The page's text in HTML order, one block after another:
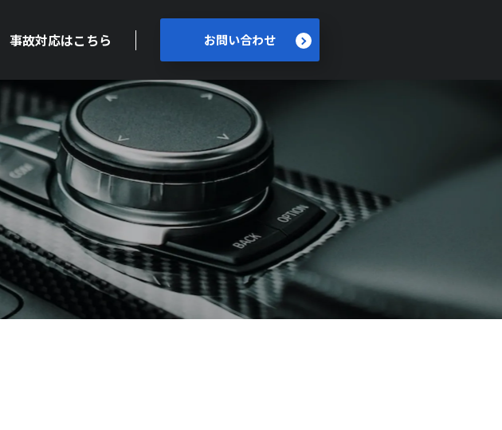
事故対応はこちら お問い合わせ